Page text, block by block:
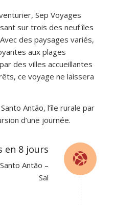
Sep Voyages
sur trois des neuf îles
des paysages variés,
aux plages
des villes accueillantes
ce voyage ne laissera
Antão, l’île rurale par
d’une journée.
en 8 jours
Antão –
Sal